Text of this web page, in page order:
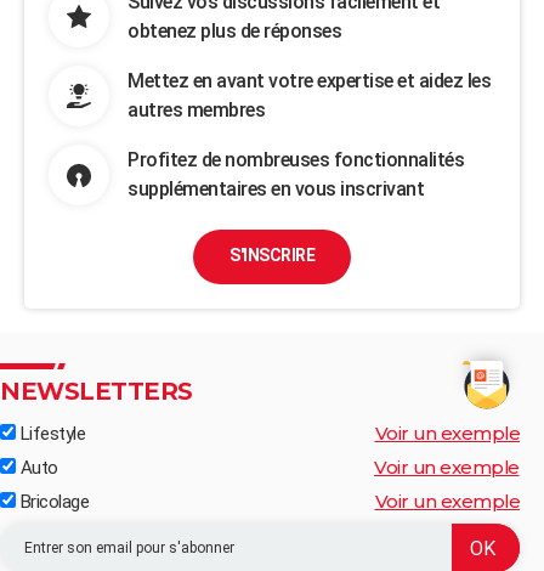
obtenez plus de réponses
Mettez en avant votre expertise et aidez les
autres membres
Profitez de nombreuses fonctionnalités
supplémentaires en vous inscrivant
S'INSCRIRE
NEWSLETTERS
Lifestyle Voir un exemple
Auto Voir un exemple
Bricolage Voir un exemple